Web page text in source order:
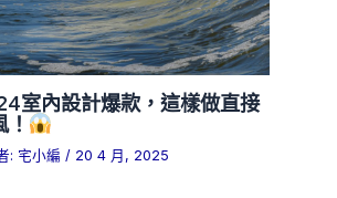
室內設計爆款，這樣做直接
: 宅小編 / 20 4 月, 2025